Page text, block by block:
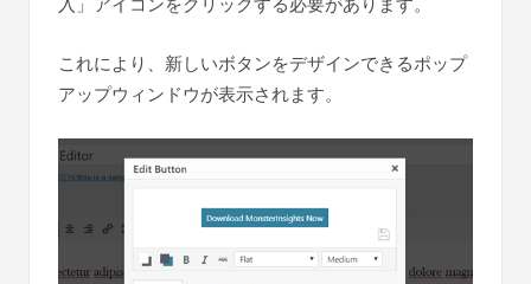
これにより、新しいボタンをデザインできるポップ
アップウィンドウが表示されます。